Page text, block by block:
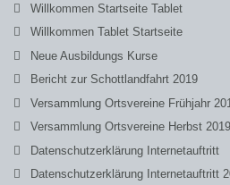
Willkommen Startseite Tablet
Willkommen Tablet Startseite
Neue Ausbildungs Kurse
Bericht zur Schottlandfahrt 2019
Versammlung Ortsvereine Frühjahr
Versammlung Ortsvereine Herbst 2019
Datenschutzerklärung Internetauftritt
Datenschutzerklärung Internetauftritt